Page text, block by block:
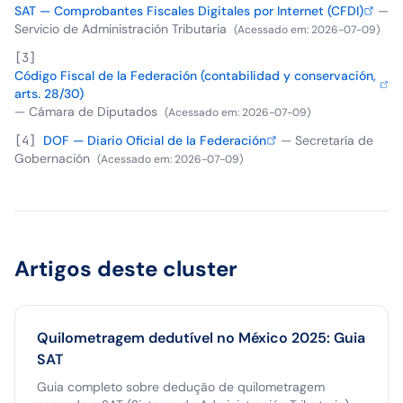
SAT — Comprobantes Fiscales Digitales por Internet (CFDI)
—
Servicio de Administración Tributaria (Acessado em:2026-07-09)
[3]
Código Fiscal de la Federación (contabilidad y conservación,
arts. 28/30)
— Cámara de Diputados (Acessado em:2026-07-09)
[4] DOF — Diario Oficial de la Federación — Secretaría de
Gobernación (Acessado em:2026-07-09)
Artigos deste cluster
Quilometragem dedutível no México 2025: Guia
SAT
Guia completo sobre dedução de quilometragem